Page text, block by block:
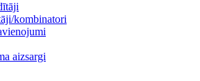
kombinatori
aizsargi